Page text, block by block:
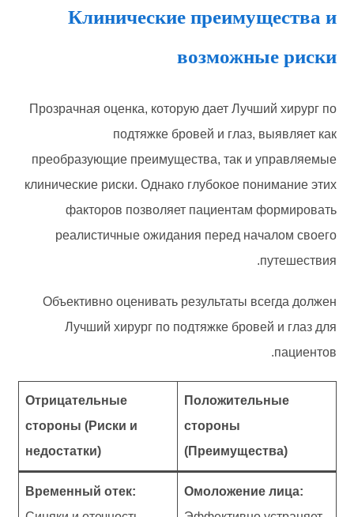
Клинические преимущества и
возможные риски
Прозрачная оценка, которую дает Лучший хирург по
подтяжке бровей и глаз, выявляет как
преобразующие преимущества, так и управляемые
клинические риски. Однако глубокое понимание этих
факторов позволяет пациентам формировать
реалистичные ожидания перед началом своего
путешествия.
Объективно оценивать результаты всегда должен
Лучший хирург по подтяжке бровей и глаз для
пациентов.
Положительные
стороны
(Преимущества)
Отрицательные
стороны (Риски и
недостатки)
Омоложение лица:
Временный отек: